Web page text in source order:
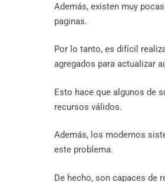
Además, existen muy
paginas.
Por lo tanto, es difícil
agregados para actualizar
Esto hace que algunos de
recursos válidos.
Además, los modernos
este problema.
De hecho, son capaces de